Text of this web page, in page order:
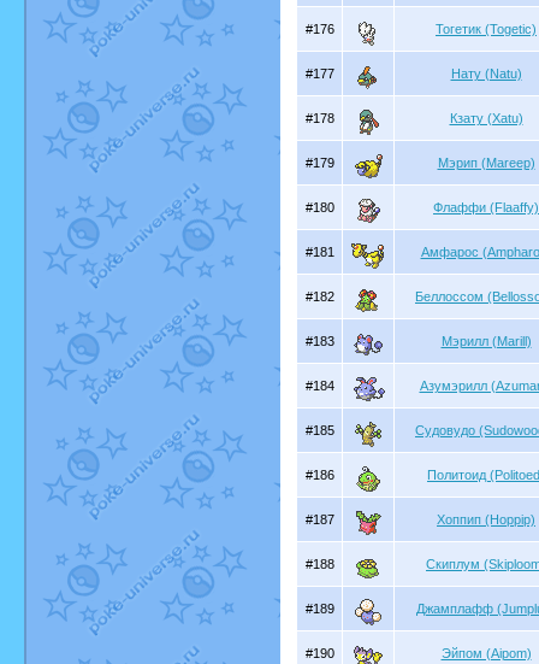
#176 Тогетик (Togetic)
#177 Нату (Natu)
#178 Кзату (Xatu)
#179 Мэрип (Mareep)
#180 Флаффи (Flaaffy)
#181 Амфарос
#182 Беллоссом
#183 Мэрилл (Marill)
#184 Азумэрилл
#185 Судовудо
#186 Политоид
#187 Хоппип (Hoppip)
#188 Скиплум
#189 Джамплафф
#190 Эйпом (Aipom)